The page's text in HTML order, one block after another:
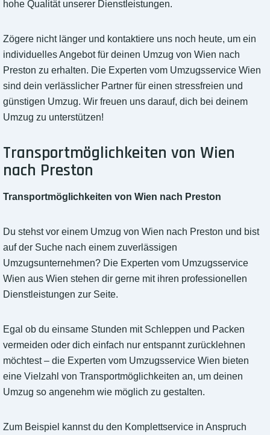
hohe Qualität unserer Dienstleistungen.
Zögere nicht länger und kontaktiere uns noch heute, um ein
individuelles Angebot für deinen Umzug von Wien nach
Preston zu erhalten. Die Experten vom Umzugsservice Wien
sind dein verlässlicher Partner für einen stressfreien und
günstigen Umzug. Wir freuen uns darauf, dich bei deinem
Umzug zu unterstützen!
Transportmöglichkeiten von Wien
nach Preston
Transportmöglichkeiten von Wien nach Preston
Du stehst vor einem Umzug von Wien nach Preston und bist
auf der Suche nach einem zuverlässigen
Umzugsunternehmen? Die Experten vom Umzugsservice
Wien aus Wien stehen dir gerne mit ihren professionellen
Dienstleistungen zur Seite.
Egal ob du einsame Stunden mit Schleppen und Packen
vermeiden oder dich einfach nur entspannt zurücklehnen
möchtest – die Experten vom Umzugsservice Wien bieten
eine Vielzahl von Transportmöglichkeiten an, um deinen
Umzug so angenehm wie möglich zu gestalten.
Zum Beispiel kannst du den Komplettservice in Anspruch